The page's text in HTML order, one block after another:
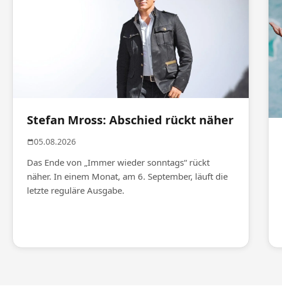
Stefan Mross: Abschied rückt näher
05.08.2026
Das Ende von „Immer wieder sonntags“ rückt
näher. In einem Monat, am 6. September, läuft die
letzte reguläre Ausgabe.